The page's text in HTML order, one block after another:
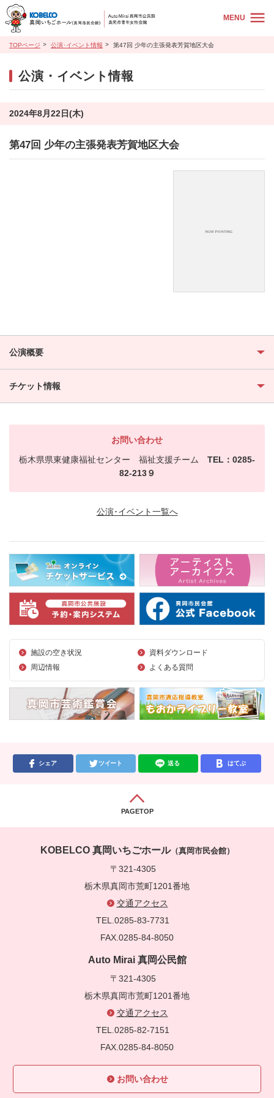
MENU
TOPページ 公演･イベント情報 第47回 少年の主張発表芳賀地区大会
公演・イベント情報
2024年8月22日(木)
第47回 少年の主張発表芳賀地区大会
公演概要
チケット情報
お問い合わせ
栃木県県東健康福祉センター 福祉支援チーム TEL：0285-
82-213９
公演･イベント一覧へ
施設の空き状況
資料ダウンロード
周辺情報
よくある質問
シェア ツイート 送る はてぶ
PAGETOP
KOBELCO 真岡いちごホール（真岡市民会館）
〒321-4305
栃木県真岡市荒町1201番地
交通アクセス
TEL.0285-83-7731
FAX.0285-84-8050
Auto Mirai 真岡公民館
〒321-4305
栃木県真岡市荒町1201番地
交通アクセス
TEL.0285-82-7151
FAX.0285-84-8050
お問い合わせ